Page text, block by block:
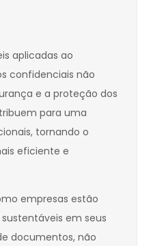
aplicadas ao
confidenciais não
e a proteção dos
para uma
tornando o
eficiente e
empresas estão
em seus
documentos, não